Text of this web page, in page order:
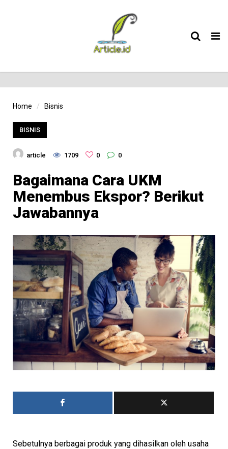
Home Bisnis
BISNIS
article 1709 0 0
Bagaimana Cara UKM
Menembus Ekspor? Berikut
Jawabannya
Sebetulnya berbagai produk yang dihasilkan oleh usaha